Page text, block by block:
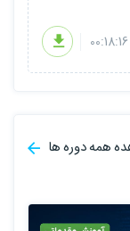
00:18:16
همه دوره ها